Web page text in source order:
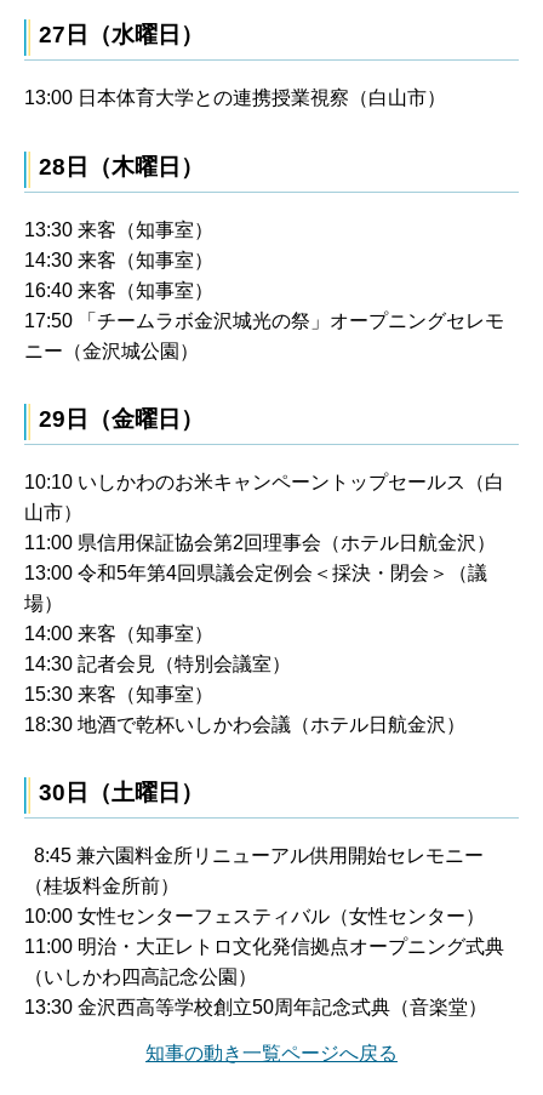
27日（水曜日）
13:00 日本体育大学との連携授業視察（白山市）
28日（木曜日）
13:30 来客（知事室）
14:30 来客（知事室）
16:40 来客（知事室）
17:50 「チームラボ金沢城光の祭」オープニングセレモ
ニー（金沢城公園）
29日（金曜日）
10:10 いしかわのお米キャンペーントップセールス（白
山市）
11:00 県信用保証協会第2回理事会（ホテル日航金沢）
13:00 令和5年第4回県議会定例会＜採決・閉会＞（議
場）
14:00 来客（知事室）
14:30 記者会見（特別会議室）
15:30 来客（知事室）
18:30 地酒で乾杯いしかわ会議（ホテル日航金沢）
30日（土曜日）
8:45 兼六園料金所リニューアル供用開始セレモニー
（桂坂料金所前）
10:00 女性センターフェスティバル（女性センター）
11:00 明治・大正レトロ文化発信拠点オープニング式典
（いしかわ四高記念公園）
13:30 金沢西高等学校創立50周年記念式典（音楽堂）
知事の動き一覧ページへ戻る